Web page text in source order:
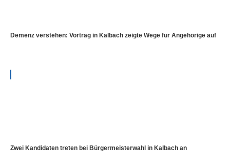
Demenz verstehen: Vortrag in Kalbach zeigte Wege für Angehörige auf
Zwei Kandidaten treten bei Bürgermeisterwahl in Kalbach an